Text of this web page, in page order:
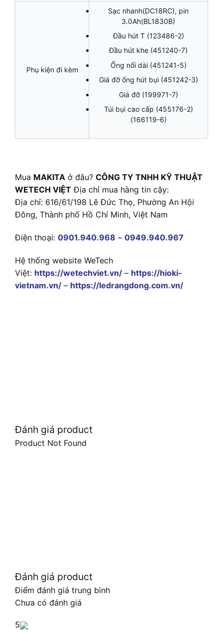
Phụ kiện đi kèm
Sạc nhanh(DC18RC), pin
3.0Ah(BL1830B)
Đầu hút T (123486-2)
Đầu hút khe (451240-7)
Ống nối dài (451241-5)
Giá đỡ ống hút bụi (451242-3)
Giá đỡ (199971-7)
Túi bụi cao cấp (455176-2)
(166119-6)
Mua MAKITA ở đâu? CÔNG TY TNHH KỸ THUẬT
WETECH VIỆT Địa chỉ mua hàng tin cậy:
Địa chỉ: 616/61/198 Lê Đức Thọ, Phường An Hội
Đông, Thành phố Hồ Chí Minh, Việt Nam
Điện thoại: 0901.940.968 – 0949.940.967
Hệ thống website WeTech
Việt: https://wetechviet.vn/ – https://hioki-
vietnam.vn/ – https://ledrangdong.com.vn/
Đánh giá product
Product Not Found
Đánh giá product
Điểm đánh giá trung bình
Chưa có đánh giá
5